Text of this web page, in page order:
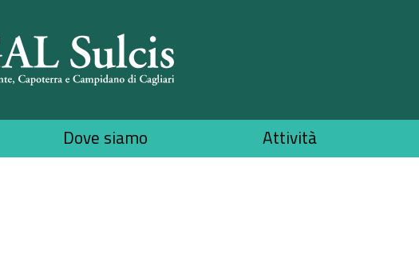
Dove siamo Attività